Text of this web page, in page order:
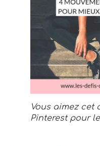
Vous aimez cet
Pinterest pour